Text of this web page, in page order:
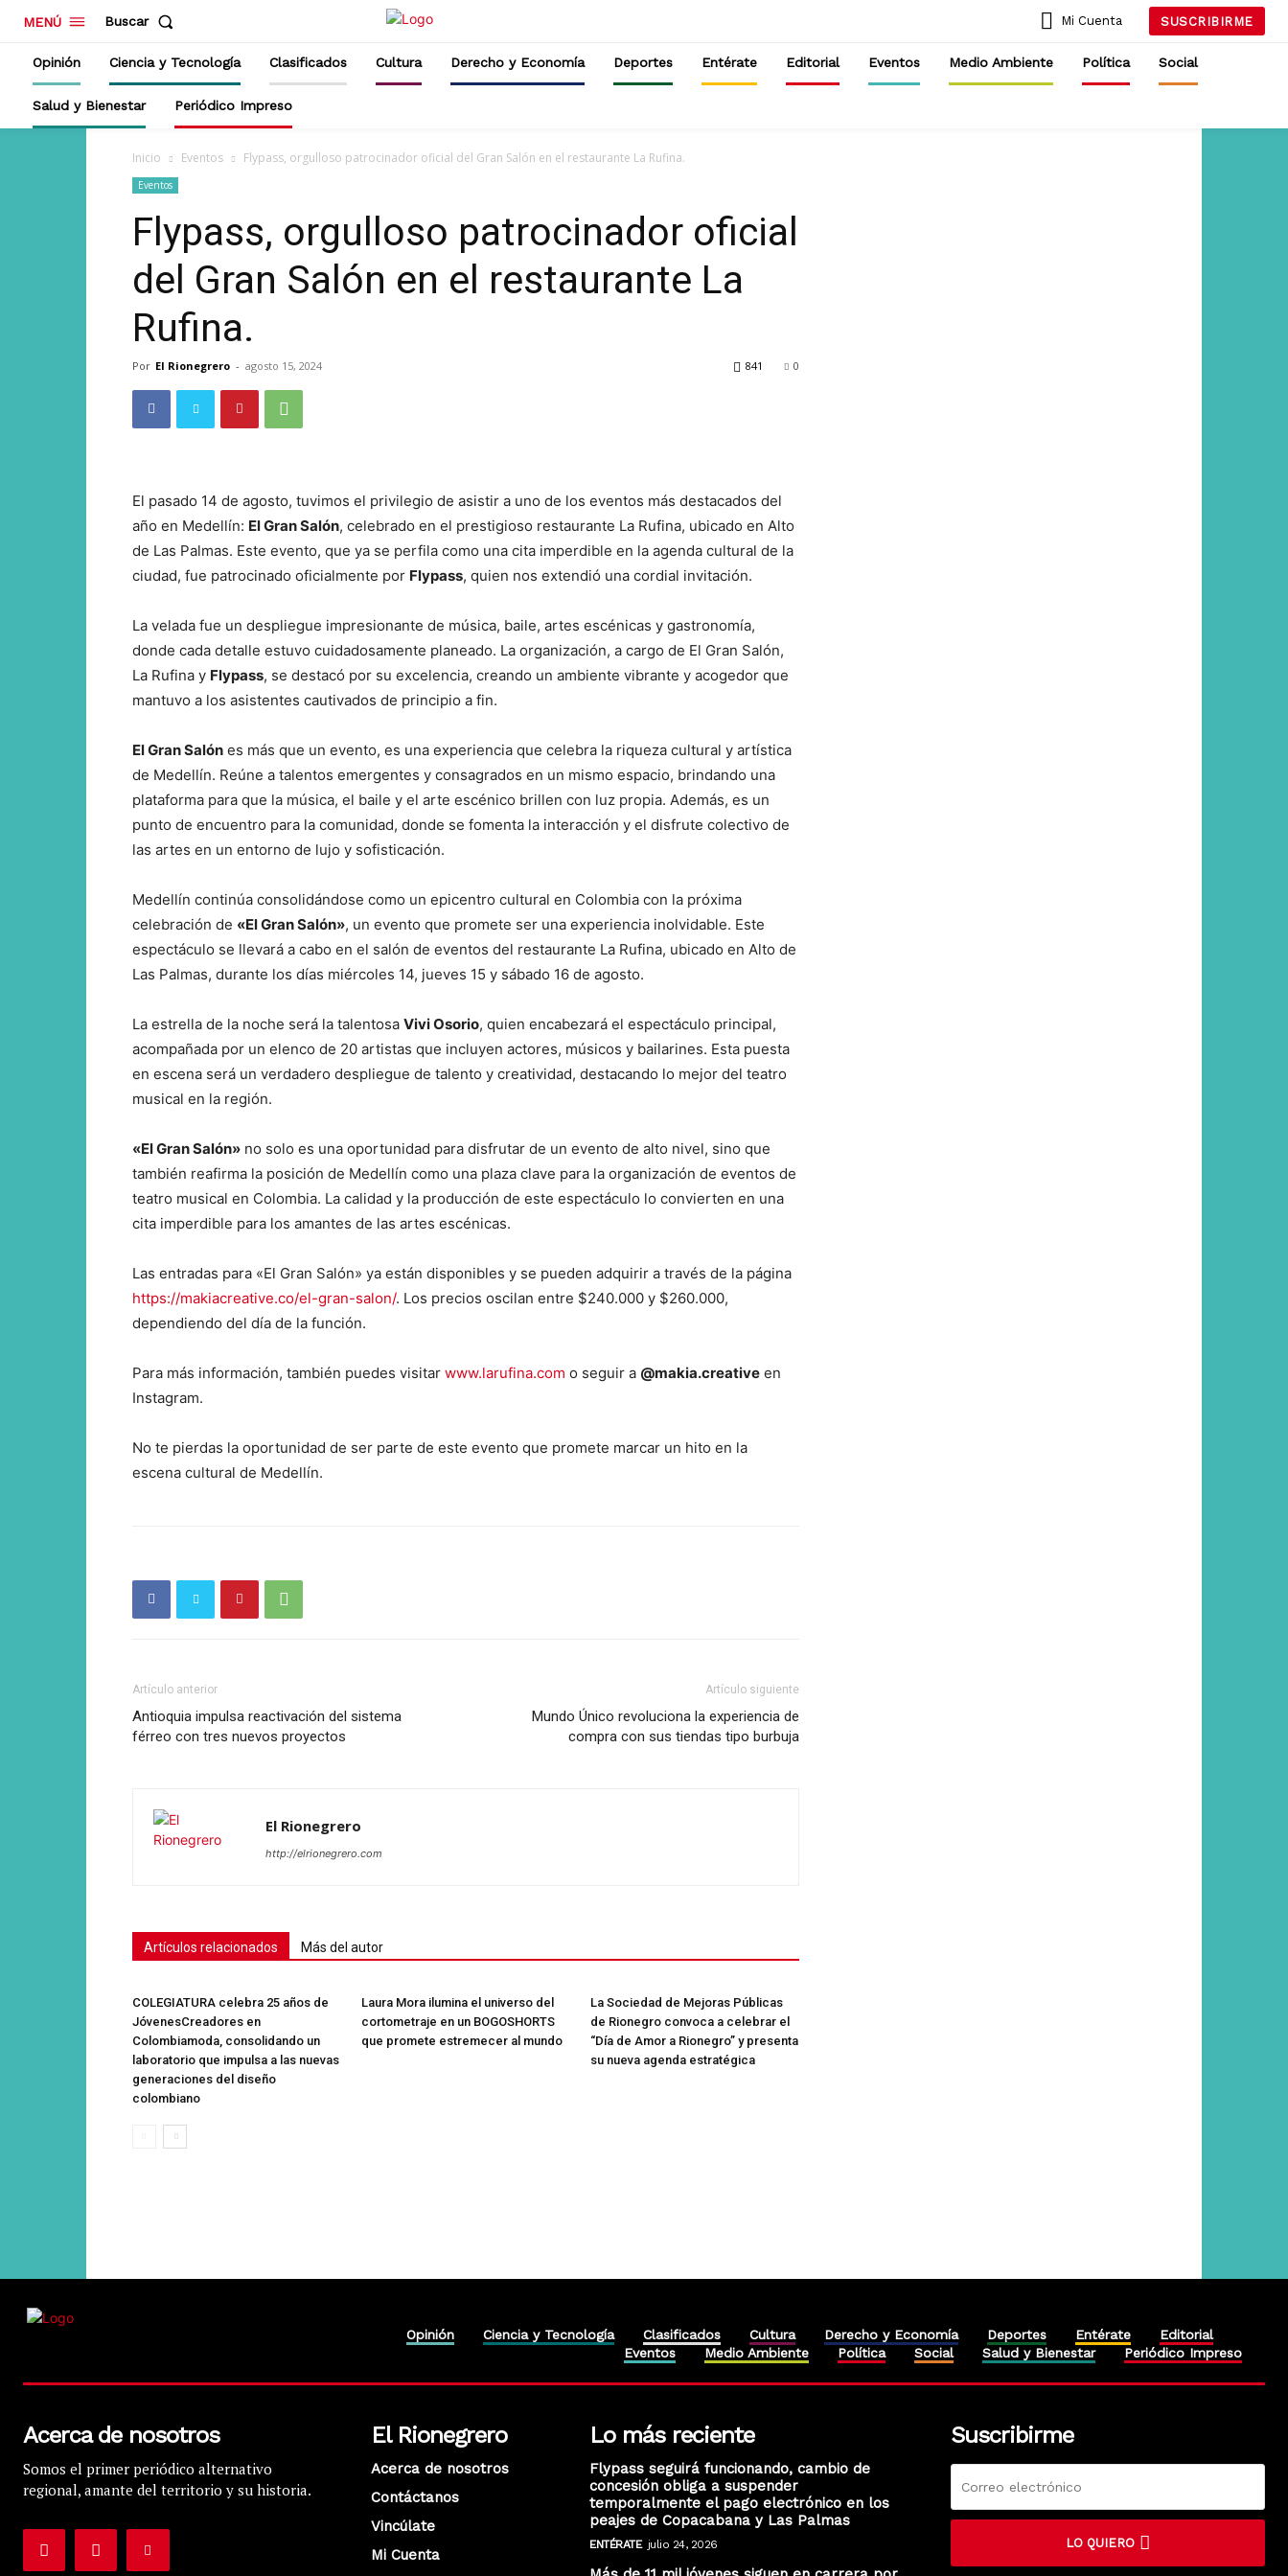
Periódico
El Rionegrero
Información
MENÚ Buscar Mi Cuenta SUSCRIBIRME
Opinión Ciencia y Tecnología Clasificados Cultura Derecho y Economía Deportes Entérate Editorial Eventos Medio Ambiente Política Social
Salud y Bienestar Periódico Impreso
Inicio Eventos Flypass, orgulloso patrocinador oficial del Gran Salón en el restaurante La Rufina.
Eventos
Flypass, orgulloso patrocinador oficial
del Gran Salón en el restaurante La
Rufina.
Por El Rionegrero - agosto 15, 2024 0
841
El pasado 14 de agosto, tuvimos el privilegio de asistir a uno de los eventos más destacados del
año en Medellín: El Gran Salón, celebrado en el prestigioso restaurante La Rufina, ubicado en Alto
de Las Palmas. Este evento, que ya se perfila como una cita imperdible en la agenda cultural de la
ciudad, fue patrocinado oficialmente por Flypass, quien nos extendió una cordial invitación.
La velada fue un despliegue impresionante de música, baile, artes escénicas y gastronomía,
donde cada detalle estuvo cuidadosamente planeado. La organización, a cargo de El Gran Salón,
La Rufina y Flypass, se destacó por su excelencia, creando un ambiente vibrante y acogedor que
mantuvo a los asistentes cautivados de principio a fin.
El Gran Salón es más que un evento, es una experiencia que celebra la riqueza cultural y artística
de Medellín. Reúne a talentos emergentes y consagrados en un mismo espacio, brindando una
plataforma para que la música, el baile y el arte escénico brillen con luz propia. Además, es un
punto de encuentro para la comunidad, donde se fomenta la interacción y el disfrute colectivo de
las artes en un entorno de lujo y sofisticación.
Medellín continúa consolidándose como un epicentro cultural en Colombia con la próxima
celebración de «El Gran Salón», un evento que promete ser una experiencia inolvidable. Este
espectáculo se llevará a cabo en el salón de eventos del restaurante La Rufina, ubicado en Alto de
Las Palmas, durante los días miércoles 14, jueves 15 y sábado 16 de agosto.
La estrella de la noche será la talentosa Vivi Osorio, quien encabezará el espectáculo principal,
acompañada por un elenco de 20 artistas que incluyen actores, músicos y bailarines. Esta puesta
en escena será un verdadero despliegue de talento y creatividad, destacando lo mejor del teatro
musical en la región.
«El Gran Salón» no solo es una oportunidad para disfrutar de un evento de alto nivel, sino que
también reafirma la posición de Medellín como una plaza clave para la organización de eventos de
teatro musical en Colombia. La calidad y la producción de este espectáculo lo convierten en una
cita imperdible para los amantes de las artes escénicas.
Las entradas para «El Gran Salón» ya están disponibles y se pueden adquirir a través de la página
https://makiacreative.co/el-gran-salon/. Los precios oscilan entre $240.000 y $260.000,
dependiendo del día de la función.
Para más información, también puedes visitar www.larufina.com o seguir a @makia.creative en
Instagram.
No te pierdas la oportunidad de ser parte de este evento que promete marcar un hito en la
escena cultural de Medellín.
Artículo anterior
Antioquia impulsa reactivación del sistema
férreo con tres nuevos proyectos
Artículo siguiente
Mundo Único revoluciona la experiencia de
compra con sus tiendas tipo burbuja
El Rionegrero
http://elrionegrero.com
Artículos relacionados Más del autor
COLEGIATURA celebra 25 años de
JóvenesCreadores en
Colombiamoda, consolidando un
laboratorio que impulsa a las nuevas
generaciones del diseño
colombiano
Laura Mora ilumina el universo del
cortometraje en un BOGOSHORTS
que promete estremecer al mundo
La Sociedad de Mejoras Públicas
de Rionegro convoca a celebrar el
“Día de Amor a Rionegro” y presenta
su nueva agenda estratégica
Opinión Ciencia y Tecnología Clasificados Cultura Derecho y Economía Deportes Entérate
Editorial
Eventos
Medio Ambiente Política Social Salud y Bienestar Periódico Impreso
Acerca de nosotros
Somos el primer periódico alternativo
regional, amante del territorio y su historia.
El Rionegrero
Acerca de nosotros
Contáctanos
Vincúlate
Mi Cuenta
Lo más reciente
Flypass seguirá funcionando, cambio de
concesión obliga a suspender
temporalmente el pago electrónico en los
peajes de Copacabana y Las Palmas
ENTÉRATE julio 24, 2026
Suscribirme
LO QUIERO